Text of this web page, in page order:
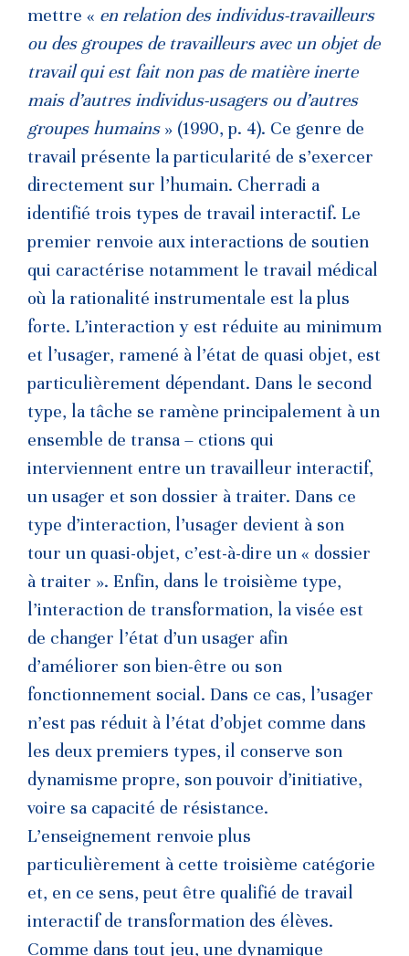
mettre « en relation des individus-travailleurs
ou des groupes de travailleurs avec un objet de
travail qui est fait non pas de matière inerte
mais d’autres individus-usagers ou d’autres
groupes humains » (1990, p. 4). Ce genre de
travail présente la particularité de s’exercer
directement sur l’humain. Cherradi a
identifié trois types de travail interactif. Le
premier renvoie aux interactions de soutien
qui caractérise notamment le travail médical
où la rationalité instrumentale est la plus
forte. L’interaction y est réduite au minimum
et l’usager, ramené à l’état de quasi objet, est
particulièrement dépendant. Dans le second
type, la tâche se ramène principalement à un
ensemble de transa – ctions qui
interviennent entre un travailleur interactif,
un usager et son dossier à traiter. Dans ce
type d’interaction, l’usager devient à son
tour un quasi-objet, c’est-à-dire un « dossier
à traiter ». Enfin, dans le troisième type,
l’interaction de transformation, la visée est
de changer l’état d’un usager afin
d’améliorer son bien-être ou son
fonctionnement social. Dans ce cas, l’usager
n’est pas réduit à l’état d’objet comme dans
les deux premiers types, il conserve son
dynamisme propre, son pouvoir d’initiative,
voire sa capacité de résistance.
L’enseignement renvoie plus
particulièrement à cette troisième catégorie
et, en ce sens, peut être qualifié de travail
interactif de transformation des élèves.
Comme dans tout jeu, une dynamique